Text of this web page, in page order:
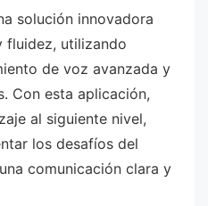
solución innovadora
fluidez, utilizando
de voz avanzada y
Con esta aplicación,
al siguiente nivel,
los desafíos del
comunicación clara y